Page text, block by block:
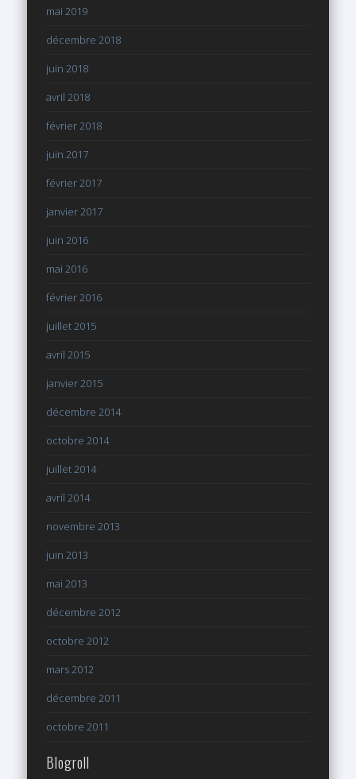
mai 2019
décembre 2018
juin 2018
avril 2018
février 2018
juin 2017
février 2017
janvier 2017
juin 2016
mai 2016
février 2016
juillet 2015
avril 2015
janvier 2015
décembre 2014
octobre 2014
juillet 2014
avril 2014
novembre 2013
juin 2013
mai 2013
décembre 2012
octobre 2012
mars 2012
décembre 2011
octobre 2011
Blogroll